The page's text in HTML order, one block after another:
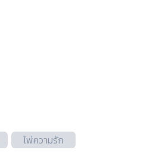
ไพ่ความรัก